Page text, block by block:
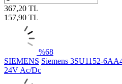
367,20 TL
157,90 TL
%68
SIEMENS Siemens 3SU1152-
24V Ac/Dc